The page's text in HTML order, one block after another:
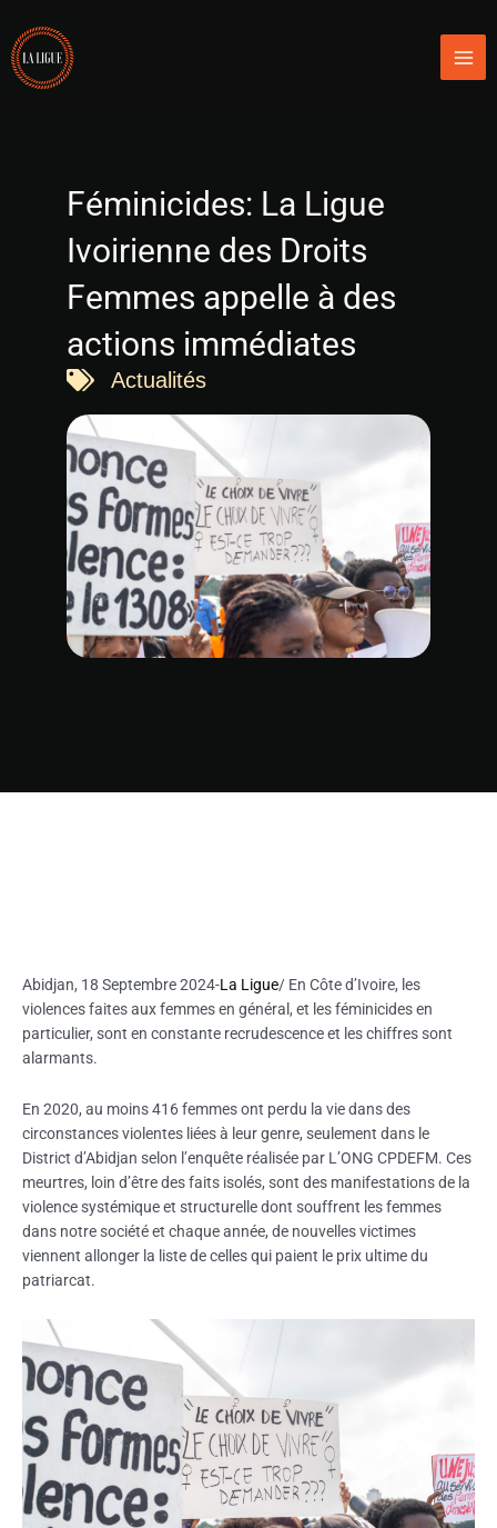
contenu
Féminicides: La Ligue
Ivoirienne des Droits
Femmes appelle à des
actions immédiates
Actualités
Abidjan, 18 Septembre 2024-La Ligue/ En Côte d’Ivoire, les
violences faites aux femmes en général, et les féminicides en
particulier, sont en constante recrudescence et les chiffres sont
alarmants.
En 2020, au moins 416 femmes ont perdu la vie dans des
circonstances violentes liées à leur genre, seulement dans le
District d’Abidjan selon l’enquête réalisée par L’ONG CPDEFM. Ces
meurtres, loin d’être des faits isolés, sont des manifestations de la
violence systémique et structurelle dont souffrent les femmes
dans notre société et chaque année, de nouvelles victimes
viennent allonger la liste de celles qui paient le prix ultime du
patriarcat.